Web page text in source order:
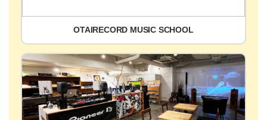
OTAIRECORD MUSIC SCHOOL